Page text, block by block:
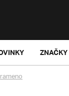
ZNAČKY